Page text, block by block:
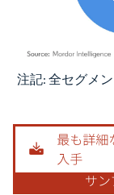
画像 © Mordor
注記: 全セグメ